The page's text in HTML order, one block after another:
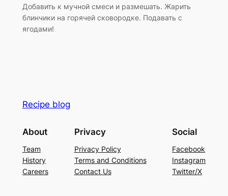
Добавить к мучной смеси и размешать. Жарить
блинчики на горячей сковородке. Подавать с
ягодами!
Recipe blog
About
Team
History
Careers
Privacy
Privacy Policy
Terms and Conditions
Contact Us
Social
Facebook
Instagram
Twitter/X